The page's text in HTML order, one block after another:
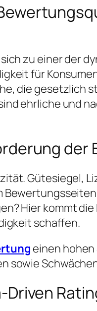
zu einer der
für
die gesetzlich
ehrliche und
Gütesiegel,
Hier kommt
schaffen.
einen
sowie